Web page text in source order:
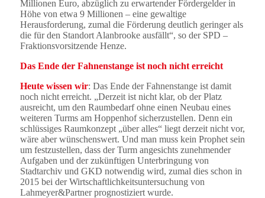
Millionen Euro, abzüglich zu erwartender Fördergelder in
Höhe von etwa 9 Millionen – eine gewaltige
Herausforderung, zumal die Förderung deutlich geringer als
die für den Standort Alanbrooke ausfällt“, so der SPD –
Fraktionsvorsitzende Henze.
Das Ende der Fahnenstange ist noch nicht erreicht
Heute wissen wir: Das Ende der Fahnenstange ist damit
noch nicht erreicht. „Derzeit ist nicht klar, ob der Platz
ausreicht, um den Raumbedarf ohne einen Neubau eines
weiteren Turms am Hoppenhof sicherzustellen. Denn ein
schlüssiges Raumkonzept „über alles“ liegt derzeit nicht vor,
wäre aber wünschenswert. Und man muss kein Prophet sein
um festzustellen, dass der Turm angesichts zunehmender
Aufgaben und der zukünftigen Unterbringung von
Stadtarchiv und GKD notwendig wird, zumal dies schon in
2015 bei der Wirtschaftlichkeitsuntersuchung von
Lahmeyer&Partner prognostiziert wurde.